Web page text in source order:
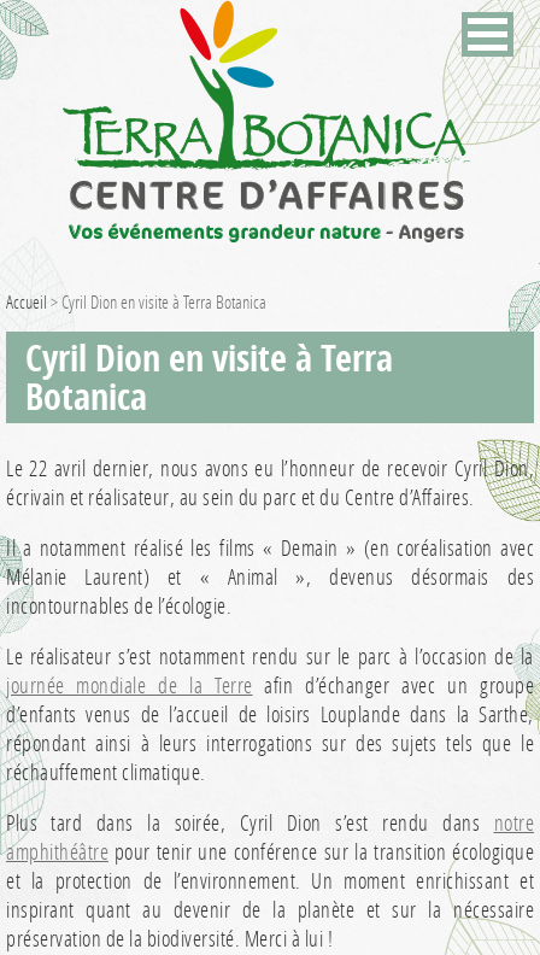
Accueil > Cyril Dion en visite à Terra Botanica
Cyril Dion en visite à Terra
Botanica
Le 22 avril dernier, nous avons eu l’honneur de recevoir Cyril Dion,
écrivain et réalisateur, au sein du parc et du Centre d’Affaires.
Il a notamment réalisé les films « Demain » (en coréalisation avec
Mélanie Laurent) et « Animal », devenus désormais des
incontournables de l’écologie.
Le réalisateur s’est notamment rendu sur le parc à l’occasion de la
journée mondiale de la Terre afin d’échanger avec un groupe
d’enfants venus de l’accueil de loisirs Louplande dans la Sarthe,
répondant ainsi à leurs interrogations sur des sujets tels que le
réchauffement climatique.
Plus tard dans la soirée, Cyril Dion s’est rendu dans notre
amphithéâtre pour tenir une conférence sur la transition écologique
et la protection de l’environnement. Un moment enrichissant et
inspirant quant au devenir de la planète et sur la nécessaire
préservation de la biodiversité. Merci à lui !